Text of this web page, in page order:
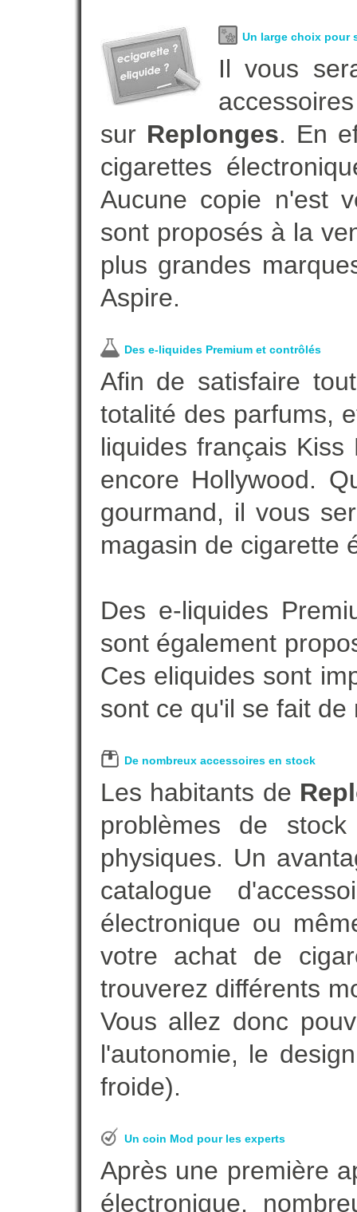
Un large choix pour
Il vous
sur Replonges. En
cigarettes
Aucune copie n'est
sont proposés à la
plus grandes
Aspire.
Des e-liquides Premium et contrôlés
Afin de satisfaire
totalité des parfums,
liquides français
encore Hollywood.
gourmand, il vous
magasin de cigarette
Des e-liquides
sont également
Ces eliquides sont
sont ce qu'il se fait
De nombreux accessoires en stock
Les habitants de
problèmes de
physiques. Un
catalogue
électronique ou
votre achat de
trouverez différents
Vous allez donc
l'autonomie, le
froide).
Un coin Mod pour les experts
Après une première
électronique,